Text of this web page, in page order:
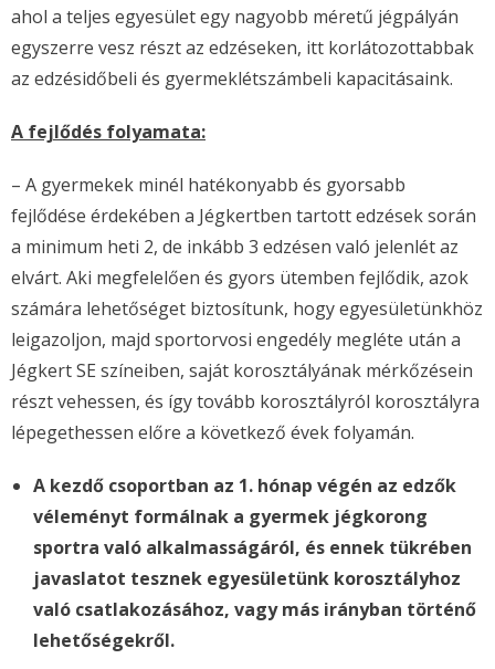
ahol a teljes egyesület egy nagyobb méretű jégpályán
egyszerre vesz részt az edzéseken, itt korlátozottabbak
az edzésidőbeli és gyermeklétszámbeli kapacitásaink.
A fejlődés folyamata:
– A gyermekek minél hatékonyabb és gyorsabb
fejlődése érdekében a Jégkertben tartott edzések során
a minimum heti 2, de inkább 3 edzésen való jelenlét az
elvárt. Aki megfelelően és gyors ütemben fejlődik, azok
számára lehetőséget biztosítunk, hogy egyesületünkhöz
leigazoljon, majd sportorvosi engedély megléte után a
Jégkert SE színeiben, saját korosztályának mérkőzésein
részt vehessen, és így tovább korosztályról korosztályra
lépegethessen előre a következő évek folyamán.
A kezdő csoportban az 1. hónap végén az edzők
véleményt formálnak a gyermek jégkorong
sportra való alkalmasságáról, és ennek tükrében
javaslatot tesznek egyesületünk korosztályhoz
való csatlakozásához, vagy más irányban történő
lehetőségekről.